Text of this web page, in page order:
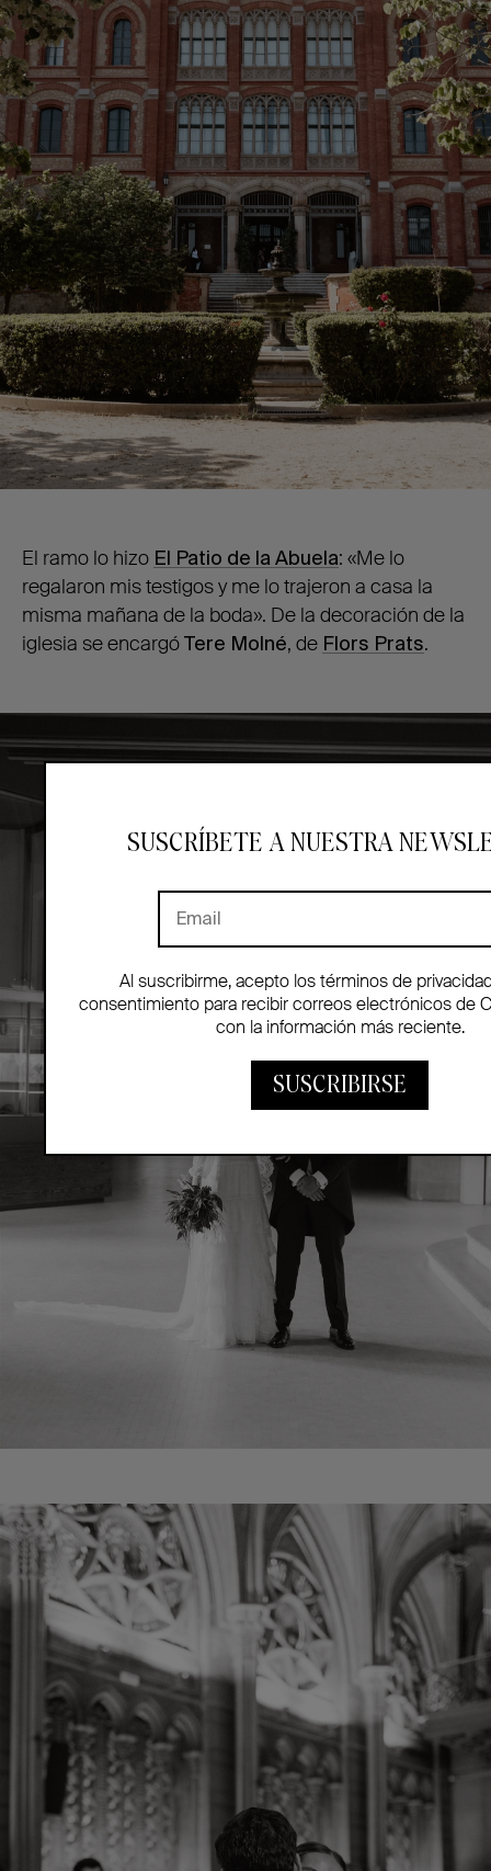
El ramo lo hizo El Patio de la Abuela: «Me lo
regalaron mis testigos y me lo trajeron a casa la
misma mañana de la boda». De la decoración de la
iglesia se encargóTere Molné, de Flors Prats.
SUSCRÍBETE A NUESTRA
Al suscribirme, acepto los términos de
consentimiento para recibir correos electrónicos de
con la información más reciente.
SUSCRIBIRSE